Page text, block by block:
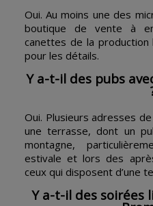
Oui. Au moins une des
boutique de vente à
canettes de la production
pour les détails.
Y a-t-il des pubs
Oui. Plusieurs adresses
une terrasse, dont un
montagne,
estivale et lors des
ceux qui disposent d’une
Y a-t-il des soirées